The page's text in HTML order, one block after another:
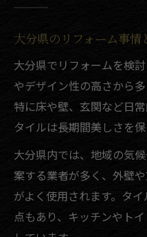
大分県のリフォーム事
大分県でリフォームを検
やデザイン性の高さから
特に床や壁、玄関など日
タイルは長期間美しさを
大分県内では、地域の気
案する業者が多く、外壁
がよく使用されます。タ
点もあり、キッチンやト